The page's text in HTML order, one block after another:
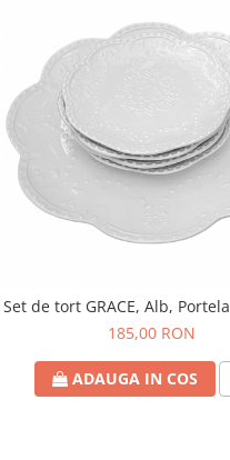
Set de tort GRACE, Alb,
185,00 RON
ADAUGA IN COS